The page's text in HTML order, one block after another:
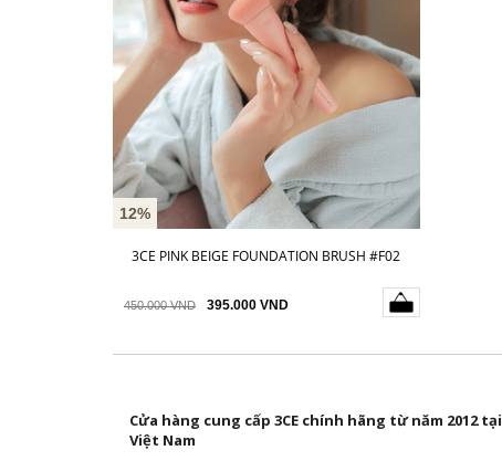
12%
3CE PINK BEIGE FOUNDATION BRUSH #F02
450.000 VND 395.000 VND
Cửa hàng cung cấp 3CE chính hãng từ năm 2012 tại
Việt Nam